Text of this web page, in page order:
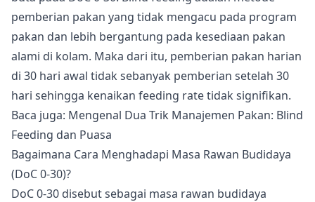
pemberian pakan yang tidak mengacu pada program
pakan dan lebih bergantung pada kesediaan pakan
alami di kolam. Maka dari itu, pemberian pakan harian
di 30 hari awal tidak sebanyak pemberian setelah 30
hari sehingga kenaikan feeding rate tidak signifikan.
Baca juga: Mengenal Dua Trik Manajemen Pakan: Blind
Feeding dan Puasa
Bagaimana Cara Menghadapi Masa Rawan Budidaya
(DoC 0-30)?
DoC 0-30 disebut sebagai masa rawan budidaya